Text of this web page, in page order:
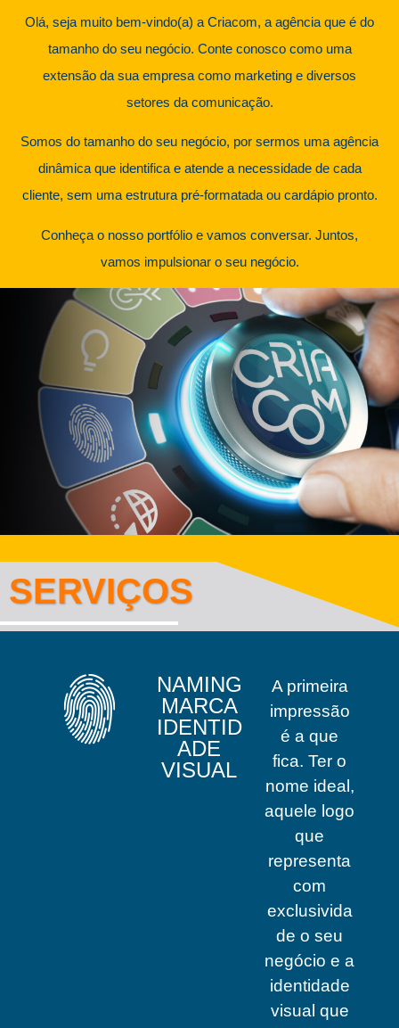
Olá, seja muito bem-vindo(a) a Criacom, a agência que é do
tamanho do seu negócio. Conte conosco como uma
extensão da sua empresa como marketing e diversos
setores da comunicação.
Somos do tamanho do seu negócio, por sermos uma agência
dinâmica que identifica e atende a necessidade de cada
cliente, sem uma estrutura pré-formatada ou cardápio pronto.
Conheça o nosso portfólio e vamos conversar. Juntos,
vamos impulsionar o seu negócio.
SERVIÇOS
NAMING
MARCA
IDENTID
ADE
VISUAL
A primeira
impressão
é a que
fica. Ter o
nome ideal,
aquele logo
que
representa
com
exclusivida
de o seu
negócio e a
identidade
visual que